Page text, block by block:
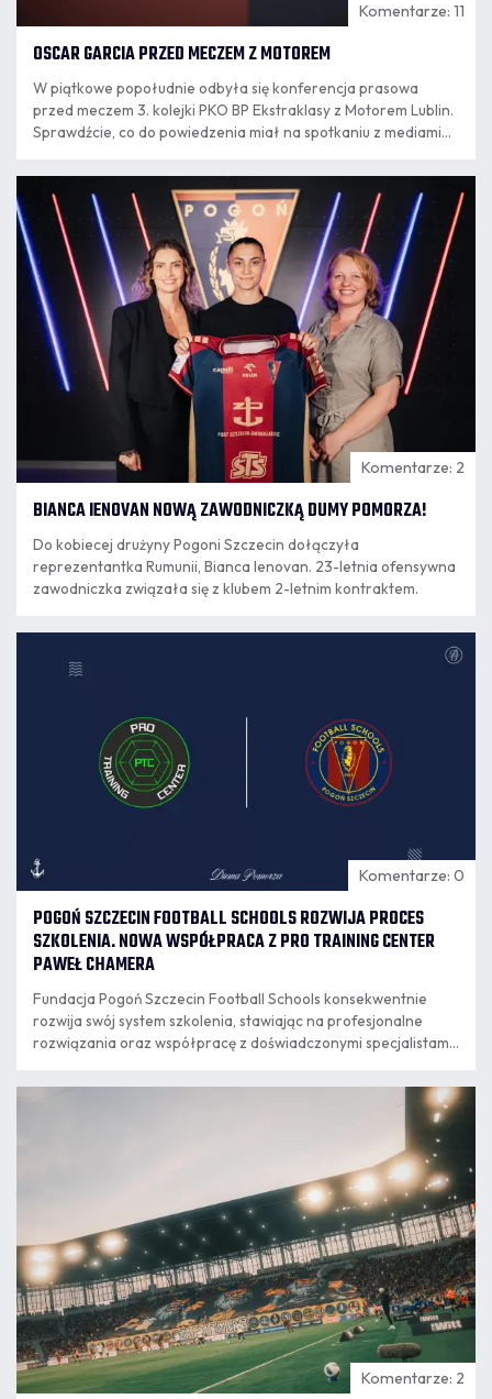
Komentarze: 11
OSCAR GARCIA PRZED MECZEM Z MOTOREM
W piątkowe popołudnie odbyła się konferencja prasowa
przed meczem 3. kolejki PKO BP Ekstraklasy z Motorem Lublin.
Sprawdźcie, co do powiedzenia miał na spotkaniu z mediami
07.08
16:30
Komentarze: 2
BIANCA IENOVAN NOWĄ ZAWODNICZKĄ DUMY POMORZA!
Do kobiecej drużyny Pogoni Szczecin dołączyła
reprezentantka Rumunii, Bianca Ienovan. 23-letnia ofensywna
zawodniczka związała się z klubem 2-letnim kontraktem.
16:28
Komentarze: 0
POGOŃ SZCZECIN FOOTBALL SCHOOLS ROZWIJA PROCES
SZKOLENIA. NOWA WSPÓŁPRACA Z PRO TRAINING CENTER
PAWEŁ CHAMERA
Fundacja Pogoń Szczecin Football Schools konsekwentnie
rozwija swój system szkolenia, stawiając na profesjonalne
rozwiązania oraz współpracę z doświadczonymi specjalistami.
współpracy z PRO TRAINING CENTER Paweł Chamera, które
od nowego sezonu będzie odpowiadało za przygotowanie
motoryczne przeszło 240 zawodników kategorii Orlik i
Komentarze: 2